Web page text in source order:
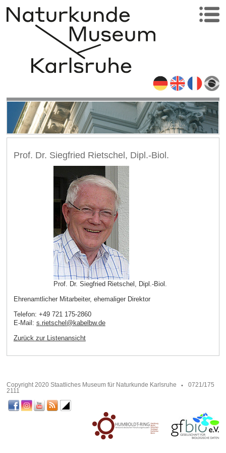
Prof. Dr. Siegfried Rietschel, Dipl.-Biol.
Prof. Dr. Siegfried Rietschel, Dipl.-Biol.
Ehrenamtlicher Mitarbeiter, ehemaliger Direktor
Telefon: +49 721 175-2860
E-Mail: s.rietschel @ kabelbw.de
Zurück zur Listenansicht
Copyright 2020 Staatliches Museum für Naturkunde Karlsruhe
0721/175
2111